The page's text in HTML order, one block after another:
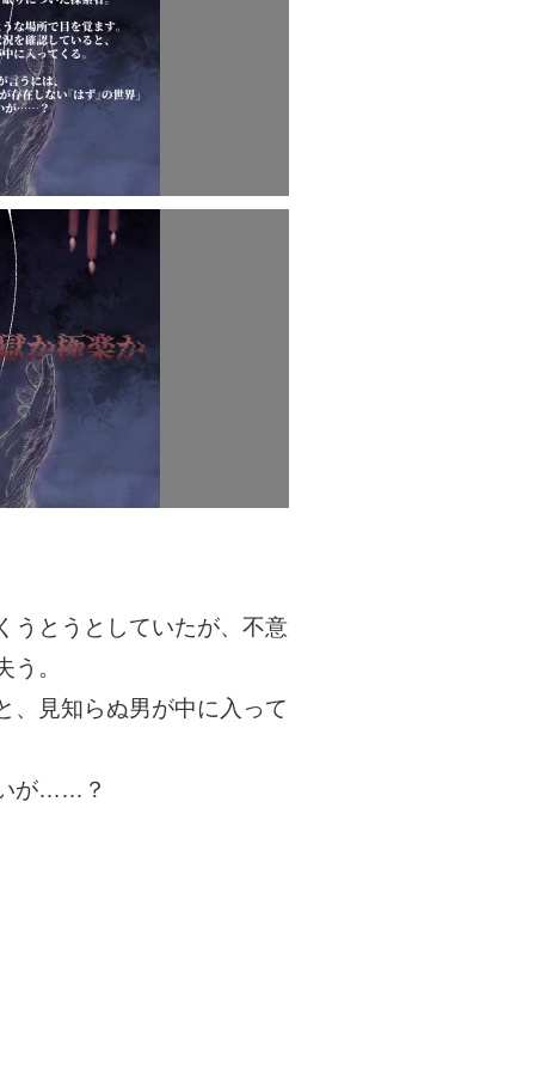
うとうとしていたが、不意
。
、見知らぬ男が中に入って
が……？